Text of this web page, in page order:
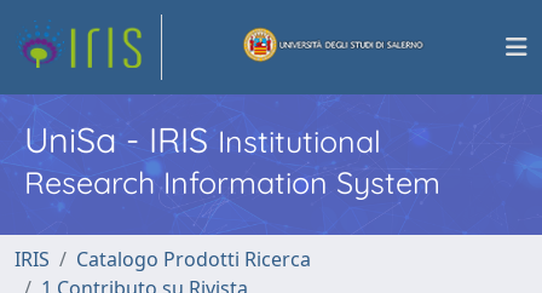
UniSa - IRISInstitutional
Research Information System
IRIS
Catalogo Prodotti Ricerca